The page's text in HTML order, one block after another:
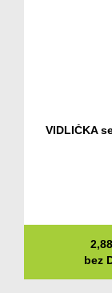
VIDLIČKA
2,88
bez